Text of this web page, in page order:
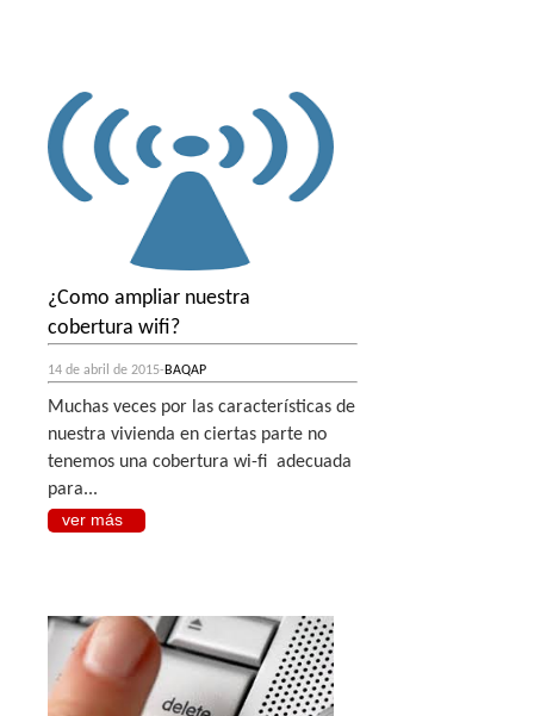
¿Como ampliar nuestra
cobertura wifi?
14 de abril de 2015- BAQAP
Muchas veces por las características de
nuestra vivienda en ciertas parte no
tenemos una cobertura wi-fi adecuada
para...
ver más